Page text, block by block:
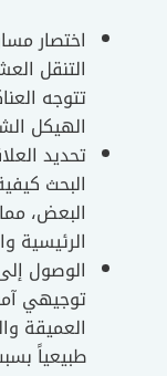
اختصار
التنقل
تتوجه
الهيكل
تحديد
البحث
البعض،
الرئيسية
الوصول
توجيهي
العميقة
طبيعياً